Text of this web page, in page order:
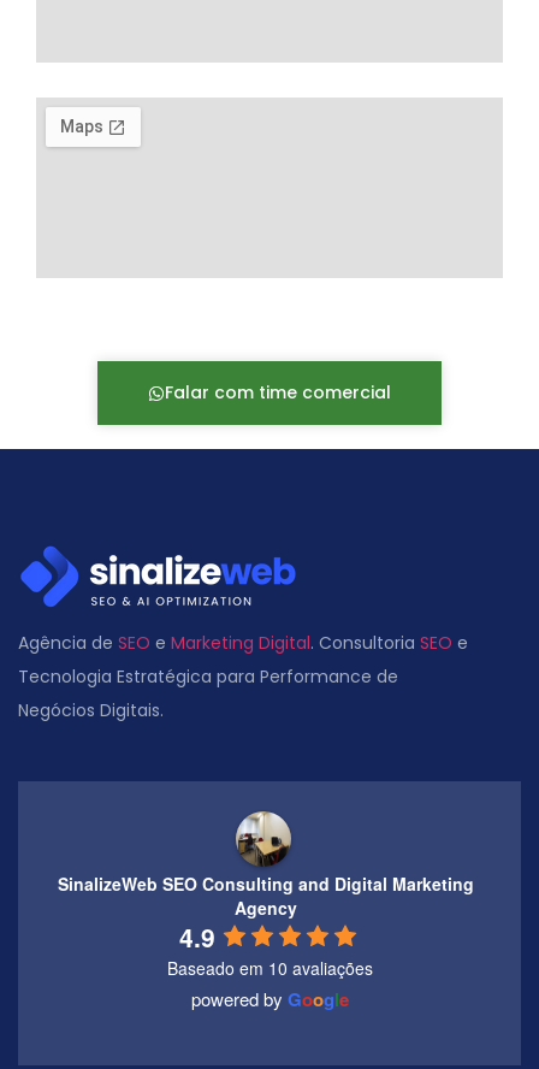
Falar com time comercial
Agência de SEO e Marketing Digital. Consultoria SEO e
Tecnologia Estratégica para Performance de
Negócios Digitais.
SinalizeWeb SEO Consulting and Digital Marketing
Agency
4.9
Baseado em 10 avaliações
powered by Google